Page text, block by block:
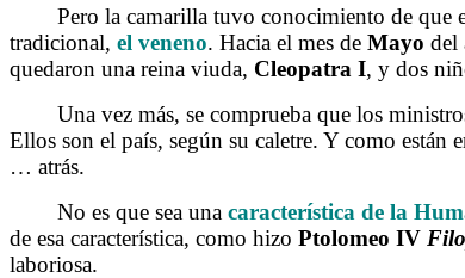
Pero la camarilla tuvo conocimiento de que
tradicional, el veneno. Hacia el mes de Mayo del
quedaron una reina viuda, Cleopatra I, y dos
Una vez más, se comprueba que los ministros
Ellos son el país, según su caletre. Y como están
… atrás.
No es que sea una característica de la
de esa característica, como hizo Ptolomeo IV
laboriosa.